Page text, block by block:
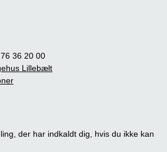
36 20 00
Lillebælt
der har indkaldt dig, hvis du ikke kan